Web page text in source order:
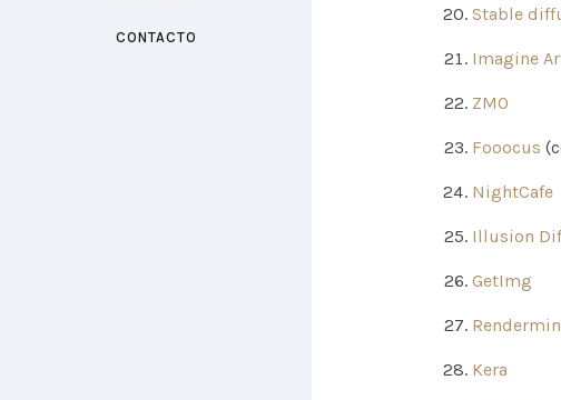
CONTACTO
Stable
Imagine
ZMO
Fooocus
NightCafe
Illusion
GetImg
Kera